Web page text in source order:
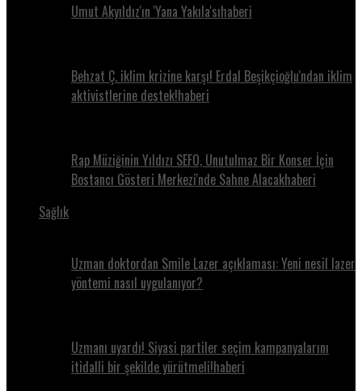
Umut Akyıldız'ın 'Yana Yakıla'sıhaberi
Behzat Ç. iklim krizine karşı! Erdal Beşikçioğlu'ndan iklim
aktivistlerine destek!haberi
Rap Müziğinin Yıldızı SEFO, Unutulmaz Bir Konser İçin
Bostancı Gösteri Merkezi'nde Sahne Alacakhaberi
Sağlık
Uzman doktordan Smile Lazer açıklaması: Yeni nesil lazer
yöntemi nasıl uygulanıyor?
Uzmanı uyardı! Siyasi partiler seçim kampanyalarını
itidalli bir şekilde yürütmeli!haberi